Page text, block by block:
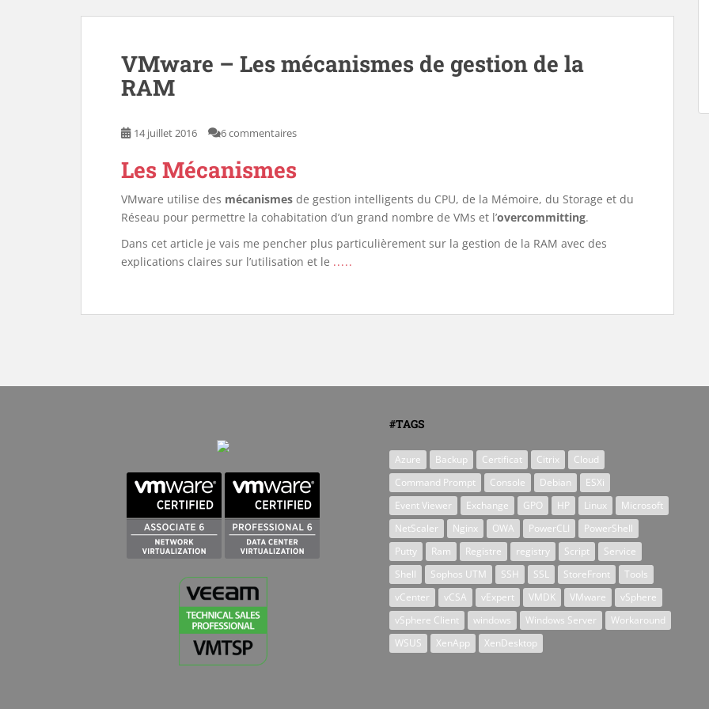
VMware – Les mécanismes de gestion de la
RAM
14 juillet 2016 6 commentaires
Les Mécanismes
VMware utilise des mécanismes de gestion intelligents du CPU, de la Mémoire, du Storage et du
Réseau pour permettre la cohabitation d’un grand nombre de VMs et l’overcommitting.
Dans cet article je vais me pencher plus particulièrement sur la gestion de la RAM avec des
explications claires sur l’utilisation et le .....
#TAGS
Azure Backup Certificat Citrix
Cloud
Command Prompt
Console Debian
ESXi
Event Viewer
Exchange GPO HP Linux
Microsoft
NetScaler
Nginx OWA PowerCLI
PowerShell
Putty
Ram Registre registry Script
Service
Shell
Sophos UTM SSH SSL StoreFront
Tools
vCenter
vCSA vExpert VMDK VMware
vSphere
vSphere Client
windows Windows Server
Workaround
WSUS
XenApp XenDesktop